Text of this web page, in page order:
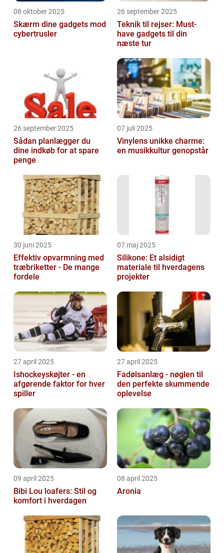
08 oktober 2025
Skærm dine gadgets mod
cybertrusler
26 september 2025
Teknik til rejser: Must-
have gadgets til din
næste tur
26 september 2025
Sådan planlægger du
dine indkøb for at spare
penge
07 juli 2025
Vinylens unikke charme:
en musikkultur genopstår
30 juni 2025
Effektiv opvarmning med
træbriketter - De mange
fordele
07 maj 2025
Silikone: Et alsidigt
materiale til hverdagens
projekter
27 april 2025
Ishockeyskøjter - en
afgørende faktor for hver
spiller
27 april 2025
Fadølsanlæg - nøglen til
den perfekte skummende
oplevelse
09 april 2025
Bibi Lou loafers: Stil og
komfort i hverdagen
08 april 2025
Aronia